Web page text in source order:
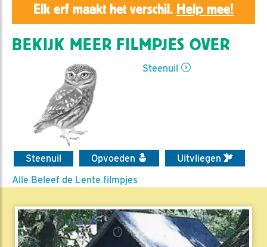
Elk erf maakt het verschil. Help mee!
BEKIJK MEER FILMPJES OVER
Steenuil
Steenuil Opvoeden
Uitvliegen
Alle Beleef de Lente filmpjes